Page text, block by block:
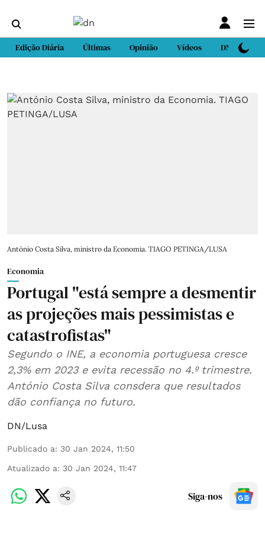
Edição Diária Últimas Opinião Vídeos DN Sport
António Costa Silva, ministro da Economia. TIAGO PETINGA/LUSA
Economia
Portugal "está sempre a desmentir
as projeções mais pessimistas e
catastrofistas"
Segundo o INE, a economia portuguesa cresce
2,3% em 2023 e evita recessão no 4.º trimestre.
António Costa Silva consdera que resultados
dão confiança no futuro.
DN/Lusa
Publicado a: 30 Jan 2024, 11:50
Atualizado a: 30 Jan 2024, 11:47
Siga-nos